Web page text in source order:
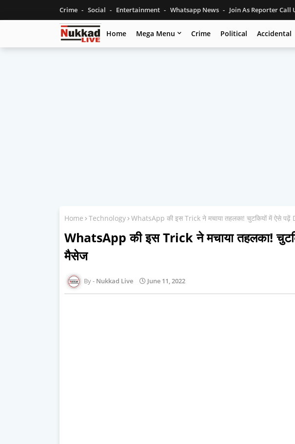
Crime Social Entertainment Whatsapp News Join As Reporter Call
Home Mega Menu Crime Political Accidental
Home Technology WhatsApp की इस Trick ने मचाया तहलका! चुटकियों में ऐसे
WhatsApp की इस Trick ने मचाया तहलका!
मैसेज
Nukkad Live June 11, 2022